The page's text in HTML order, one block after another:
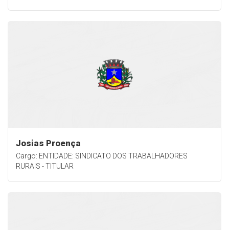
Josias Proença
Cargo: ENTIDADE: SINDICATO DOS TRABALHADORES
RURAIS - TITULAR